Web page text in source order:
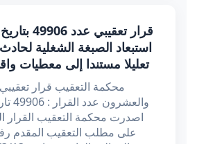
استبعاد الصبغة الشغلية
تعليلا مستندا إلى معطيات
محكمة التعقيب قرار
اصدرت محكمة التعقيب القرار
على مطلب التعقيب المقدم